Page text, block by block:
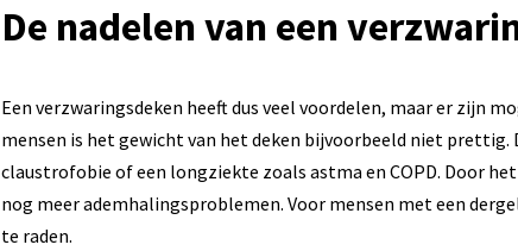
De nadelen van een
Een verzwaringsdeken heeft dus veel voordelen, maar er zijn
mensen is het gewicht van het deken bijvoorbeeld niet prettig.
claustrofobie of een longziekte zoals astma en COPD. Door
nog meer ademhalingsproblemen. Voor mensen met een
te raden.